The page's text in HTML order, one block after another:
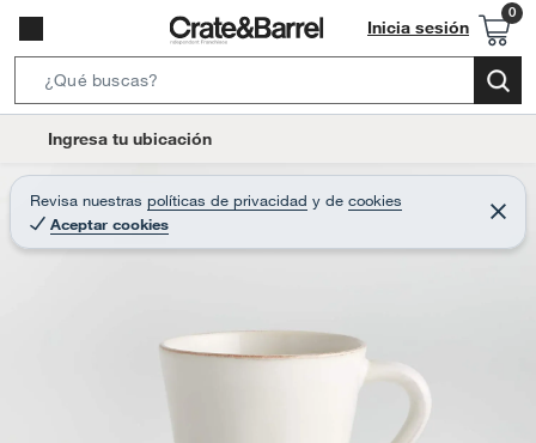
Inicia sesión
e
r
c
t
Ingresa tu ubicación
Revisa nuestras políticas de privacidad y de cookies
Aceptar cookies
C
e
r